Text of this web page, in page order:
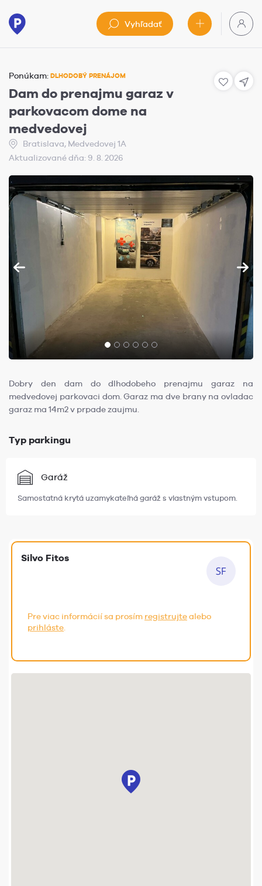
Vyhľadať
Ponúkam: DLHODOBÝ PRENÁJOM
Dam do prenajmu garaz v
parkovacom dome na
medvedovej
Bratislava, Medvedovej 1A
Aktualizované dňa: 9. 8. 2026
Dobry den dam do dlhodobeho prenajmu garaz na
medvedovej parkovaci dom. Garaz ma dve brany na ovladac
garaz ma 14m2 v prpade zaujmu.
Typ parkingu
Garáž
Samostatná krytá uzamykateľná garáž s vlastným vstupom.
Silvo Fitos
Pre viac informácií sa prosím registrujtealebo
prihláste